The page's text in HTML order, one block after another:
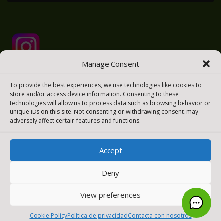
Manage Consent
To provide the best experiences, we use technologies like cookies to
store and/or access device information. Consenting to these
technologies will allow us to process data such as browsing behavior or
unique IDs on this site. Not consenting or withdrawing consent, may
adversely affect certain features and functions.
Accept
Deny
View preferences
Cookie PolicyPolítica de privacidadContacta con nosotros
[payment_methods_image]